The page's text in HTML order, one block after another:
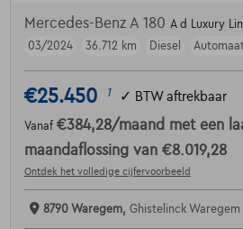
Mercedes-Benz A 180 A d Luxury
03/2024
36.712 km Diesel
€25.450 1 ✓ BTW aftrekbaar
Vanaf €384,28/maand met een
maandaflossing van €8.019,28
Ontdek het volledige cijfervoorbeeld
8790 Waregem, Ghistelinck Waregem